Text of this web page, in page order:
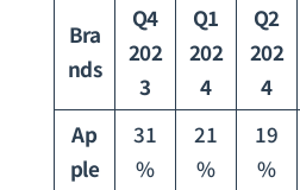
Bra
nds
Q4
202
3
Q1
202
4
Q2
202
4
Ap
ple
31
%
21
%
19
%